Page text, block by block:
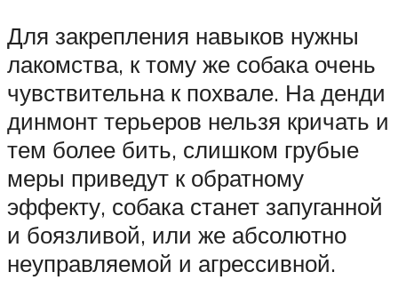
Для закрепления навыков нужны
лакомства, к тому же собака очень
чувствительна к похвале. На денди
динмонт терьеров нельзя кричать и
тем более бить, слишком грубые
меры приведут к обратному
эффекту, собака станет запуганной
и боязливой, или же абсолютно
неуправляемой и агрессивной.